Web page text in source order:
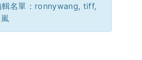
輯名單：ronnywang, tiff,